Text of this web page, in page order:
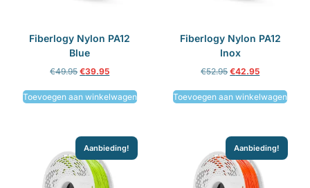
Fiberlogy Nylon PA12
Blue
€49.95 €39.95
Toevoegen aan winkelwagen
Fiberlogy Nylon PA12
Inox
€52.95 €42.95
Toevoegen aan winkelwagen
Aanbieding! Aanbieding!